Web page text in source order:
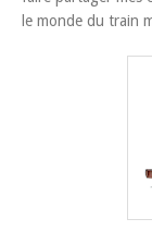
le monde du train